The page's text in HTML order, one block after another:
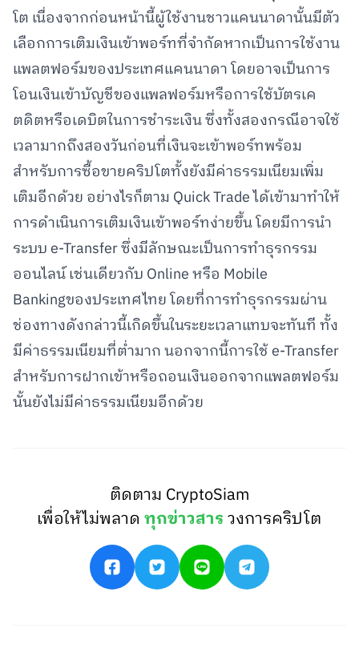
โต เนื่องจากก่อนหน้านี้ผู้ใช้งานชาวแคนนาดานั้นมีตัว
เลือกการเติมเงินเข้าพอร์ทที่จำกัดหากเป็นการใช้งาน
แพลตฟอร์มของประเทศแคนนาดา โดยอาจเป็นการ
โอนเงินเข้าบัญชีของแพลฟอร์มหรือการใช้บัตรเค
ตดิตหรือเดบิตในการชำระเงิน ซึ่งทั้งสองกรณีอาจใช้
เวลามากถึงสองวันก่อนที่เงินจะเข้าพอร์ทพร้อม
สำหรับการซื้อขายคริปโตทั้งยังมีค่าธรรมเนียมเพิ่ม
เติมอีกด้วย อย่างไรก็ตาม Quick Trade ได้เข้ามาทำให้
การดำเนินการเติมเงินเข้าพอร์ทง่ายขึ้น โดยมีการนำ
ระบบ e-Transfer ซึ่งมีลักษณะเป็นการทำธุรกรรม
ออนไลน์ เช่นเดียวกับ Online หรือ Mobile
Bankingของประเทศไทย โดยที่การทำธุรกรรมผ่าน
ช่องทางดังกล่าวนี้เกิดขึ้นในระยะเวลาแทบจะทันที ทั้ง
มีค่าธรรมเนียมที่ต่ำมาก นอกจากนี้การใช้ e-Transfer
สำหรับการฝากเข้าหรือถอนเงินออกจากแพลตฟอร์ม
นั้นยังไม่มีค่าธรรมเนียมอีกด้วย
ติดตาม CryptoSiam
เพื่อให้ไม่พลาดทุกข่าวสารวงการคริปโต